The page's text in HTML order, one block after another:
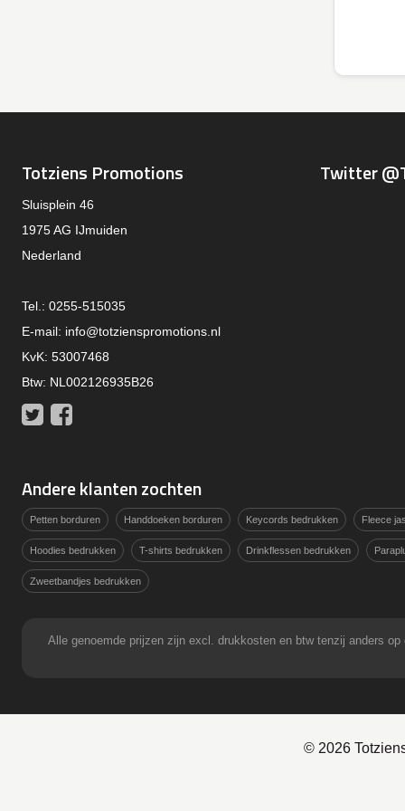
Totziens Promotions
Sluisplein 46
1975 AG IJmuiden
Nederland
Tel.: 0255-515035
E-mail: info@totzienspromotions.nl
KvK: 53007468
Btw: NL002126935B26
Twitter
Twitter
Andere klanten zochten
Petten borduren Handdoeken borduren Keycords bedrukken Fleece
Hoodies bedrukken T-shirts bedrukken Drinkflessen bedrukken
Zweetbandjes bedrukken
Alle genoemde prijzen zijn excl. drukkosten en btw tenzij anders
© 2026